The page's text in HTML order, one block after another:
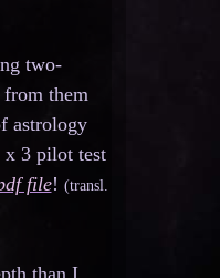
two-
from them
astrology
x 3 pilot test
file! (transl.
than I